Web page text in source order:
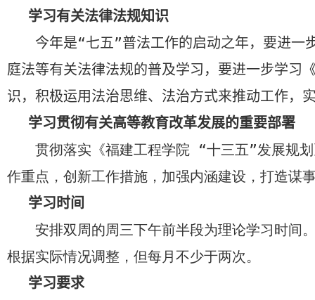
学习有关法律法规知识
今年是“七五”普法工作的启动之年，要进一
庭法等有关法律法规的普及学习，要进一步学习
识，积极运用法治思维、法治方式来推动工作，
学习贯彻有关高等教育改革发展的重要部署
贯彻落实《福建工程学院 “十三五”发展规
作重点，创新工作措施，加强内涵建设，打造谋
学习时间
安排双周的周三下午前半段为理论学习时间
根据实际情况调整，但每月不少于两次。
学习要求